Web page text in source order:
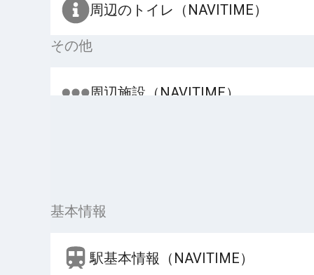
周辺のトイレ（NAVITIME）
その他
周辺施設（NAVITIME）
基本情報
駅基本情報（NAVITIME）